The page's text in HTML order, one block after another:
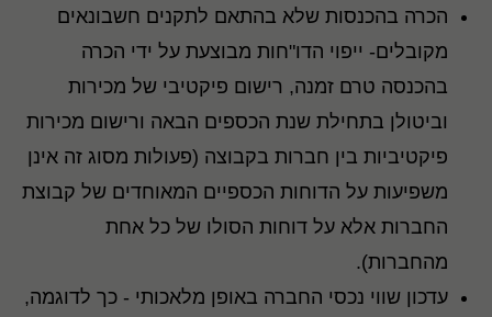
הכרה בהכנסות שלא בהתאם לתקנים חשבונאים
מקובלים- ייפוי הדו"חות מבוצעת על ידי הכרה
בהכנסה טרם זמנה, רישום פיקטיבי של מכירות
וביטולן בתחילת שנת הכספים הבאה ורישום מכירות
פיקטיביות בין חברות בקבוצה (פעולות מסוג זה אינן
משפיעות על הדוחות הכספיים המאוחדים של קבוצת
החברות אלא על דוחות הסולו של כל אחת
מהחברות).
עדכון שווי נכסי החברה באופן מלאכותי - כך לדוגמה,